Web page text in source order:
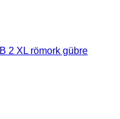
2 XL römork gübre